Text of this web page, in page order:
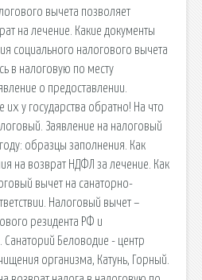
вычета позволяет
на лечение. Какие документы
социального налогового вычета
в налоговую по месту
о предоставлении.
их у государства обратно! На что
Заявление на налоговый
образцы заполнения. Как
на возврат НДФЛ за лечение. Как
вычет на санаторно-
Налоговый вычет –
резидента РФ и
Беловодие - центр
организма, Катунь, Горный.